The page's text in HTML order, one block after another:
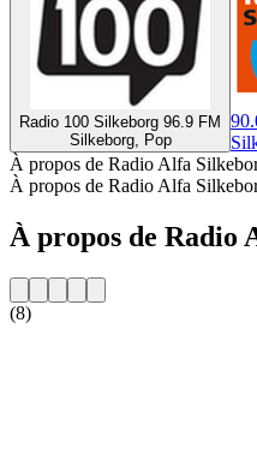
Radio 100 Silkeborg 96.9 FM
Silkeborg, Pop
À propos de Radio Alfa
À propos de Radio Alfa
À propos de Radio
(8)